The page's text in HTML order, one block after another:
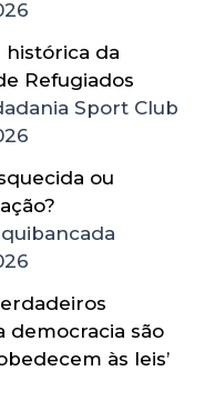
histórica da
Refugiados
Sport Club
ou
democracia são
às leis’